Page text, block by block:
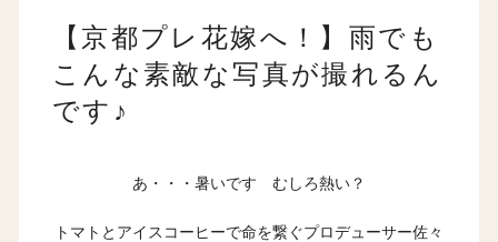
【京都プレ花嫁へ！】雨でも
こんな素敵な写真が撮れるん
です♪
あ・・・暑いです むしろ熱い？
トマトとアイスコーヒーで命を繋ぐプロデューサー佐々